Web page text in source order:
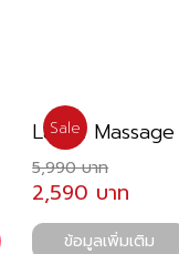
Sale
Latex Massage
5,990 บาท
2,590 บาท
ข้อมูลเพิ่มเติม